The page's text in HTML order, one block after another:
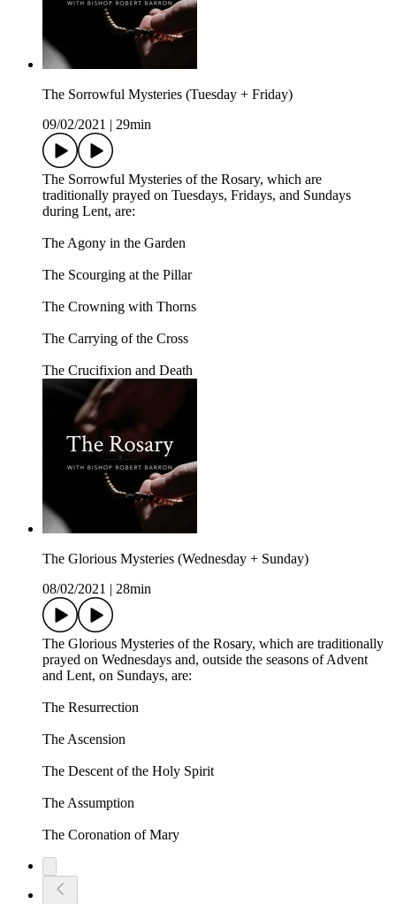
The Sorrowful Mysteries (Tuesday + Friday)
09/02/2021
29min
The Sorrowful Mysteries of the Rosary, which are
traditionally prayed on Tuesdays, Fridays, and Sundays
during Lent, are:
The Agony in the Garden
The Scourging at the Pillar
The Crowning with Thorns
The Carrying of the Cross
The Crucifixion and Death
The Glorious Mysteries (Wednesday + Sunday)
08/02/2021
28min
The Glorious Mysteries of the Rosary, which are traditionally
prayed on Wednesdays and, outside the seasons of Advent
and Lent, on Sundays, are:
The Resurrection
The Ascension
The Descent of the Holy Spirit
The Assumption
The Coronation of Mary